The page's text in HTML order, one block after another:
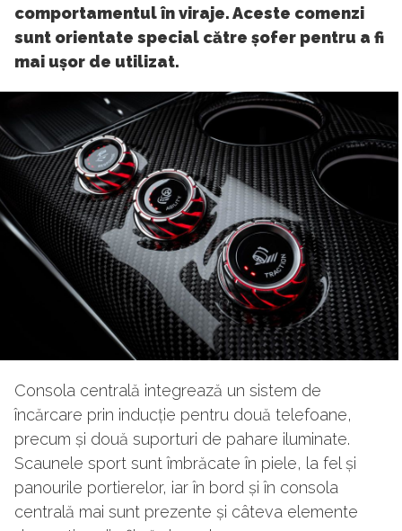
comportamentul în viraje. Aceste comenzi
sunt orientate special către șofer pentru a fi
mai ușor de utilizat.
Consola centrală integrează un sistem de
încărcare prin inducție pentru două telefoane,
precum și două suporturi de pahare iluminate.
Scaunele sport sunt îmbrăcate în piele, la fel și
panourile portierelor, iar în bord și în consola
centrală mai sunt prezente și câteva elemente